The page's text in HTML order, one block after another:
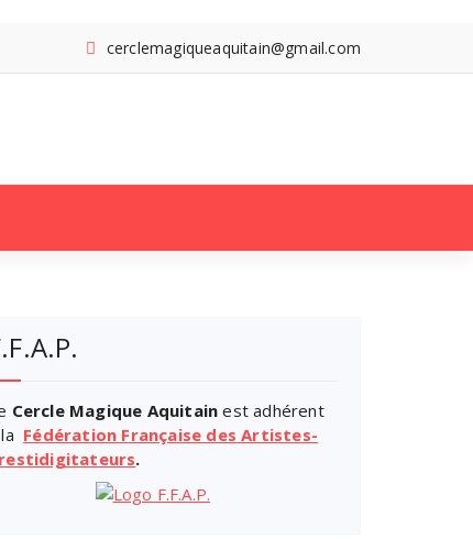
cerclemagiqueaquitain@gmail.com
for:
Cercle Magique Aquitain est adhérent
Fédération Française des Artistes-
.